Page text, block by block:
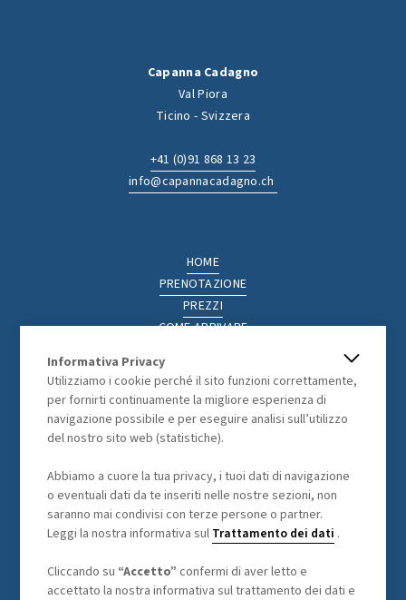
Capanna Cadagno
Val Piora
Ticino - Svizzera
+41 (0)91 868 13 23
info@capannacadagno.ch
HOME
PRENOTAZIONE
PREZZI
COME ARRIVARE
ATTIVITÀ
PHOTOGALLERY
LEGAL
CONDIZIONI GENERALI
TRATTAMENTO DEI DATI
Informativa Privacy
Utilizziamo i cookie perché il sito funzioni correttamente,
per fornirti continuamente la migliore esperienza di
navigazione possibile e per eseguire analisi sull’utilizzo
del nostro sito web (statistiche).
Abbiamo a cuore la tua privacy, i tuoi dati di navigazione
o eventuali dati da te inseriti nelle nostre sezioni, non
saranno mai condivisi con terze persone o partner.
Leggi la nostra informativa sul Trattamento dei dati .
Cliccando su “Accetto” confermi di aver letto e
accettato la nostra informativa sul trattamento dei dati e